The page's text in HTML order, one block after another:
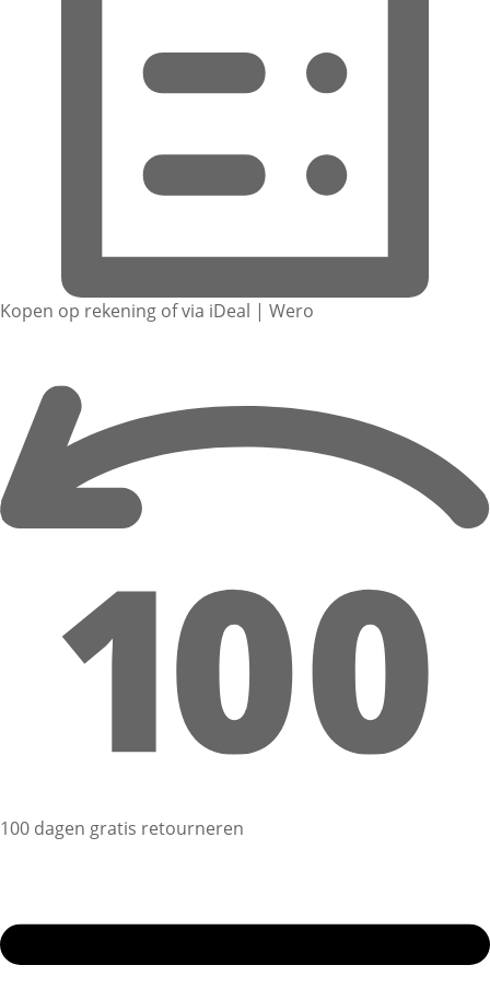
Kopen op rekening of via iDeal | Wero
100 dagen gratis retourneren